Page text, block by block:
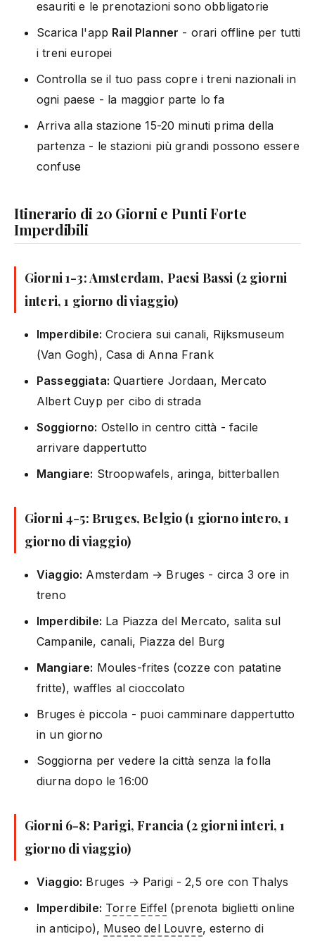
esauriti e le prenotazioni sono obbligatorie
Scarica l'app Rail Planner - orari offline per tutti
i treni europei
Controlla se il tuo pass copre i treni nazionali in
ogni paese - la maggior parte lo fa
Arriva alla stazione 15-20 minuti prima della
partenza - le stazioni più grandi possono essere
confuse
Itinerario di 20 Giorni e Punti Forte
Imperdibili
Giorni 1-3: Amsterdam, Paesi Bassi (2 giorni
interi, 1 giorno di viaggio)
Imperdibile: Crociera sui canali, Rijksmuseum
(Van Gogh), Casa di Anna Frank
Passeggiata: Quartiere Jordaan, Mercato
Albert Cuyp per cibo di strada
Soggiorno: Ostello in centro città - facile
arrivare dappertutto
Mangiare: Stroopwafels, aringa, bitterballen
Giorni 4-5: Bruges, Belgio (1 giorno intero, 1
giorno di viaggio)
Viaggio: Amsterdam → Bruges - circa 3 ore in
treno
Imperdibile: La Piazza del Mercato, salita sul
Campanile, canali, Piazza del Burg
Mangiare: Moules-frites (cozze con patatine
fritte), waffles al cioccolato
Bruges è piccola - puoi camminare dappertutto
in un giorno
Soggiorna per vedere la città senza la folla
diurna dopo le 16:00
Giorni 6-8: Parigi, Francia (2 giorni interi, 1
giorno di viaggio)
Viaggio: Bruges → Parigi - 2,5 ore con Thalys
Imperdibile: Torre Eiffel (prenota biglietti online
in anticipo), Museo del Louvre, esterno di